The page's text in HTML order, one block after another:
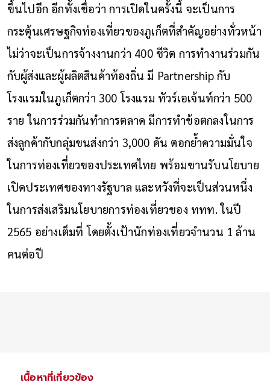
ขึ้นไปอีก อีกทั้งเชื่อว่า การเปิดในครั้งนี้ จะเป็นการ
กระตุ้นเศรษฐกิจท่องเที่ยวของภูเก็ตที่สำคัญอย่างทั่วหน้า
ไม่ว่าจะเป็นการจ้างงานกว่า 400 ชีวิต การทำงานร่วมกัน
กับผู้ส่งและผู้ผลิตสินค้าท้องถิ่น มี Partnership กับ
โรงแรมในภูเก็ตกว่า 300 โรงแรม ทัวร์เอเจ้นท์กว่า 500
ราย ในการร่วมกันทำการตลาด มีการทำข้อตกลงในการ
ส่งลูกค้ากับกลุ่มขนส่งกว่า 3,000 คัน ตอกย้ำความมั่นใจ
ในการท่องเที่ยวของประเทศไทย พร้อมขานรับนโยบาย
เปิดประเทศของทางรัฐบาล และหวังที่จะเป็นส่วนหนึ่ง
ในการส่งเสริมนโยบายการท่องเที่ยวของ ททท. ในปี
2565 อย่างเต็มที่ โดยตั้งเป้านักท่องเที่ยวจำนวน 1 ล้าน
คนต่อปี
เนื้อหาที่เกี่ยวข้อง